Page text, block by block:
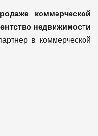
коммерческой
недвижимости
в коммерческой